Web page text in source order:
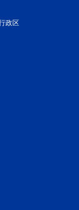
政区